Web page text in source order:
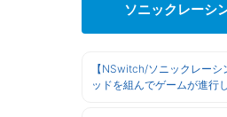
ソニックレーシ
【NSwitch/ソニックレー
ッドを組んでゲームが進行